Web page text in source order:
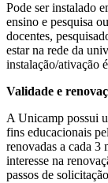
Pode ser instalado
ensino e pesquisa
docentes,
estar na rede da
instalação/ativação
Validade e
A Unicamp possui
fins educacionais
renovadas a cada 3
interesse na
passos de